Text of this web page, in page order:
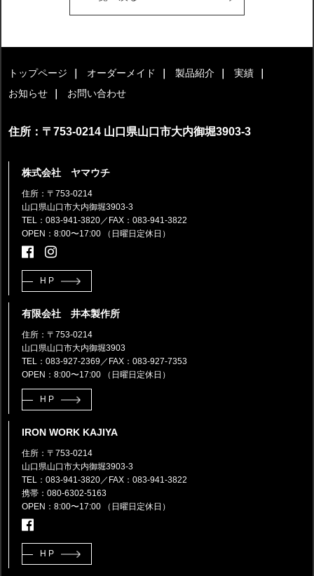
トップページ オーダーメイド 製品紹介
実績
お知らせ
お問い合わせ
住所：〒753-0214 山口県山口市大内御堀3903-3
株式会社 ヤマウチ
住所：〒753-0214
山口県山口市大内御堀3903-3
TEL：083-941-3820 ／FAX：083-941-3822
OPEN：8:00〜17:00 （日曜日定休日）
HP
有限会社 井本製作所
住所：〒753-0214
山口県山口市大内御堀3903
TEL：083-927-2369 ／FAX：083-927-7353
OPEN：8:00〜17:00 （日曜日定休日）
HP
IRON WORK KAJIYA
住所：〒753-0214
山口県山口市大内御堀3903-3
TEL：083-941-3820 ／FAX：083-941-3822
携帯：080-6302-5163
OPEN：8:00〜17:00 （日曜日定休日）
HP